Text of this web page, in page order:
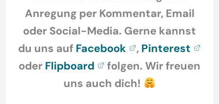
Anregung per Kommentar, Email
oder Social-Media. Gerne kannst
du uns auf Facebook , Pinterest
oder Flipboard
folgen. Wir freuen
uns auch dich!